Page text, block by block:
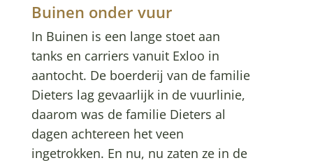
Buinen onder vuur
In Buinen is een lange stoet aan
tanks en carriers vanuit Exloo in
aantocht. De boerderij van de familie
Dieters lag gevaarlijk in de vuurlinie,
daarom was de familie Dieters al
dagen achtereen het veen
ingetrokken. En nu, nu zaten ze in de